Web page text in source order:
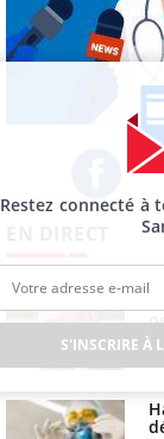
Facebook
Restez connecté à
S'INSCRIRE À